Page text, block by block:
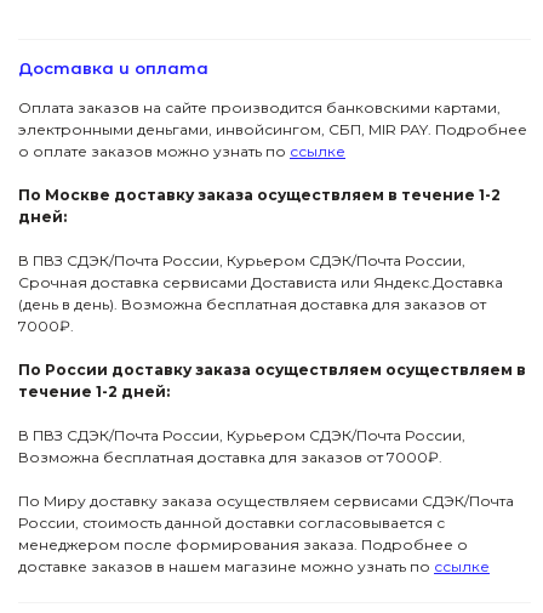
Доставка и оплата
Оплата заказов на сайте производится банковскими картами,
электронными деньгами, инвойсингом, СБП, МIR PAY. Подробнее
о оплате заказов можно узнать по ссылке
По Москве доставку заказа осуществляем в течение 1-2
дней:
В ПВЗ СДЭК/Почта России, Курьером СДЭК/Почта России,
Срочная доставка сервисами Достависта или Яндекс.Доставка
(день в день). Возможна бесплатная доставка для заказов от
7000₽.
По России доставку заказа осуществляем осуществляем в
течение 1-2 дней:
В ПВЗ СДЭК/Почта России, Курьером СДЭК/Почта России,
Возможна бесплатная доставка для заказов от 7000₽.
По Миру доставку заказа осуществляем сервисами СДЭК/Почта
России, стоимость данной доставки согласовывается с
менеджером после формирования заказа. Подробнее о
доставке заказов в нашем магазине можно узнать по ссылке